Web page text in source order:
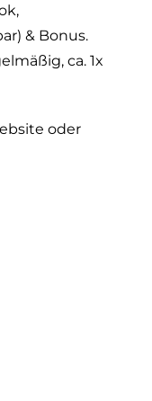
& Bonus.
ca. 1x
oder